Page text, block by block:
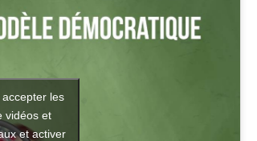
les
vidéos et
et activer